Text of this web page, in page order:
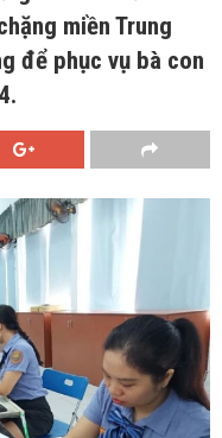
miền Trung
để phục vụ bà con